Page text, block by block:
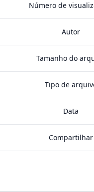
Número de
Autor
Tamanho do
Tipo de
Data
Compartilhar